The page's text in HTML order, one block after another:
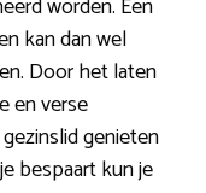
kan dan wel
Door het laten
en verse
genieten
bespaart kun je